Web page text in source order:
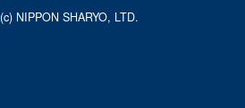
(c) NIPPON SHARYO, LTD.